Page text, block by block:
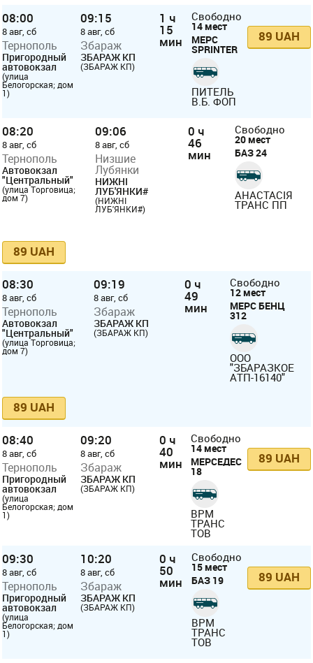
08:00
8 авг, сб
Тернополь
Пригородный
автовокзал
(улица
Белогорская; дом
1)
09:15
8 авг, сб
Збараж
ЗБАРАЖ КП
(ЗБАРАЖ КП)
1 ч
15
мин
Свободно
14 мест
МЕРС
SPRINTER
ПИТЕЛЬ
В.Б. ФОП
89 UAH
08:20
8 авг, сб
Тернополь
Автовокзал
"Центральный"
(улица Торговица;
дом 7)
09:06
8 авг, сб
Низшие
Лубянки
НИЖНІ
ЛУБ'ЯНКИ#
(НИЖНІ
ЛУБ'ЯНКИ#)
0 ч
46
мин
Свободно
20 мест
БАЗ 24
АНАСТАСІЯ
ТРАНС ПП
89 UAH
08:30
8 авг, сб
Тернополь
Автовокзал
"Центральный"
(улица Торговица;
дом 7)
09:19
8 авг, сб
Збараж
ЗБАРАЖ КП
(ЗБАРАЖ КП)
0 ч
49
мин
Свободно
12 мест
МЕРС БЕНЦ
312
ООО
"ЗБАРАЗКОЕ
АТП-16140"
89 UAH
08:40
8 авг, сб
Тернополь
Пригородный
автовокзал
(улица
Белогорская; дом
1)
09:20
8 авг, сб
Збараж
ЗБАРАЖ КП
(ЗБАРАЖ КП)
0 ч
40
мин
Свободно
14 мест
МЕРСЕДЕС
18
ВРМ
ТРАНС
ТОВ
89 UAH
09:30
8 авг, сб
Тернополь
Пригородный
автовокзал
(улица
Белогорская; дом
1)
10:20
8 авг, сб
Збараж
ЗБАРАЖ КП
(ЗБАРАЖ КП)
0 ч
50
мин
Свободно
15 мест
БАЗ 19
ВРМ
ТРАНС
ТОВ
89 UAH